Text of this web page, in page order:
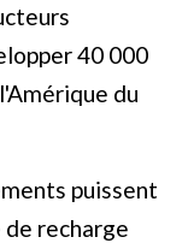
40 000
du
puissent
recharge